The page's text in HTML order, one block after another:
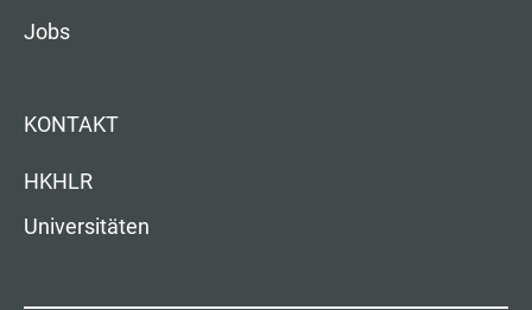
Jobs
KONTAKT
HKHLR
Universitäten